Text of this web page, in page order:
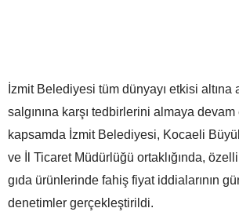
İzmit Belediyesi tüm dünyayı etkisi
salgınına karşı tedbirlerini almaya
kapsamda İzmit Belediyesi, Kocaeli
ve İl Ticaret Müdürlüğü ortaklığında,
gıda ürünlerinde fahiş fiyat iddialarının
denetimler gerçekleştirildi.